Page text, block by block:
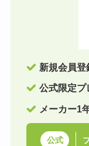
新規会員
公式限定プ
メーカー1
公式